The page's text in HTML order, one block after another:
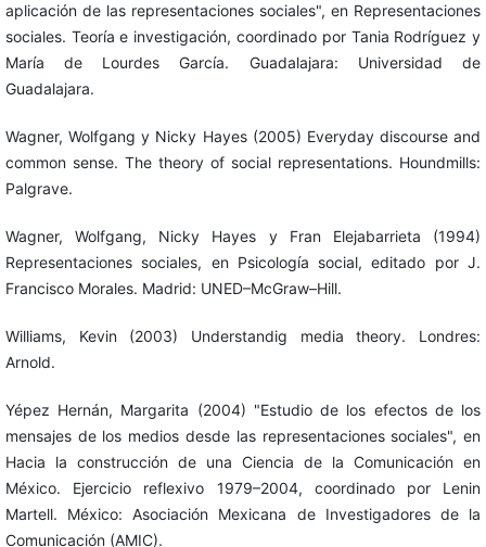
aplicación de las representaciones sociales", en Representaciones
sociales. Teoría e investigación, coordinado por Tania Rodríguez y
María de Lourdes García. Guadalajara: Universidad de
Guadalajara.
Wagner, Wolfgang y Nicky Hayes (2005) Everyday discourse and
common sense. The theory of social representations. Houndmills:
Palgrave.
Wagner, Wolfgang, Nicky Hayes y Fran Elejabarrieta (1994)
Representaciones sociales, en Psicología social, editado por J.
Francisco Morales. Madrid: UNED–McGraw–Hill.
Williams, Kevin (2003) Understandig media theory. Londres:
Arnold.
Yépez Hernán, Margarita (2004) "Estudio de los efectos de los
mensajes de los medios desde las representaciones sociales", en
Hacia la construcción de una Ciencia de la Comunicación en
México. Ejercicio reflexivo 1979–2004, coordinado por Lenin
Martell. México: Asociación Mexicana de Investigadores de la
Comunicación (AMIC).